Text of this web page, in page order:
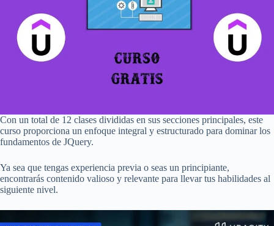
Con un total de 12 clases divididas en sus secciones principales, este
curso proporciona un enfoque integral y estructurado para dominar los
fundamentos de JQuery.
Ya sea que tengas experiencia previa o seas un principiante,
encontrarás contenido valioso y relevante para llevar tus habilidades al
siguiente nivel.